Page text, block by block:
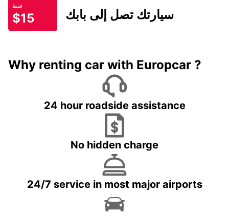
فقط
$15 سيارتك تصل إلى بابك
Why renting car with Europcar ?
24 hour roadside assistance
No hidden charge
24/7 service in most major airports